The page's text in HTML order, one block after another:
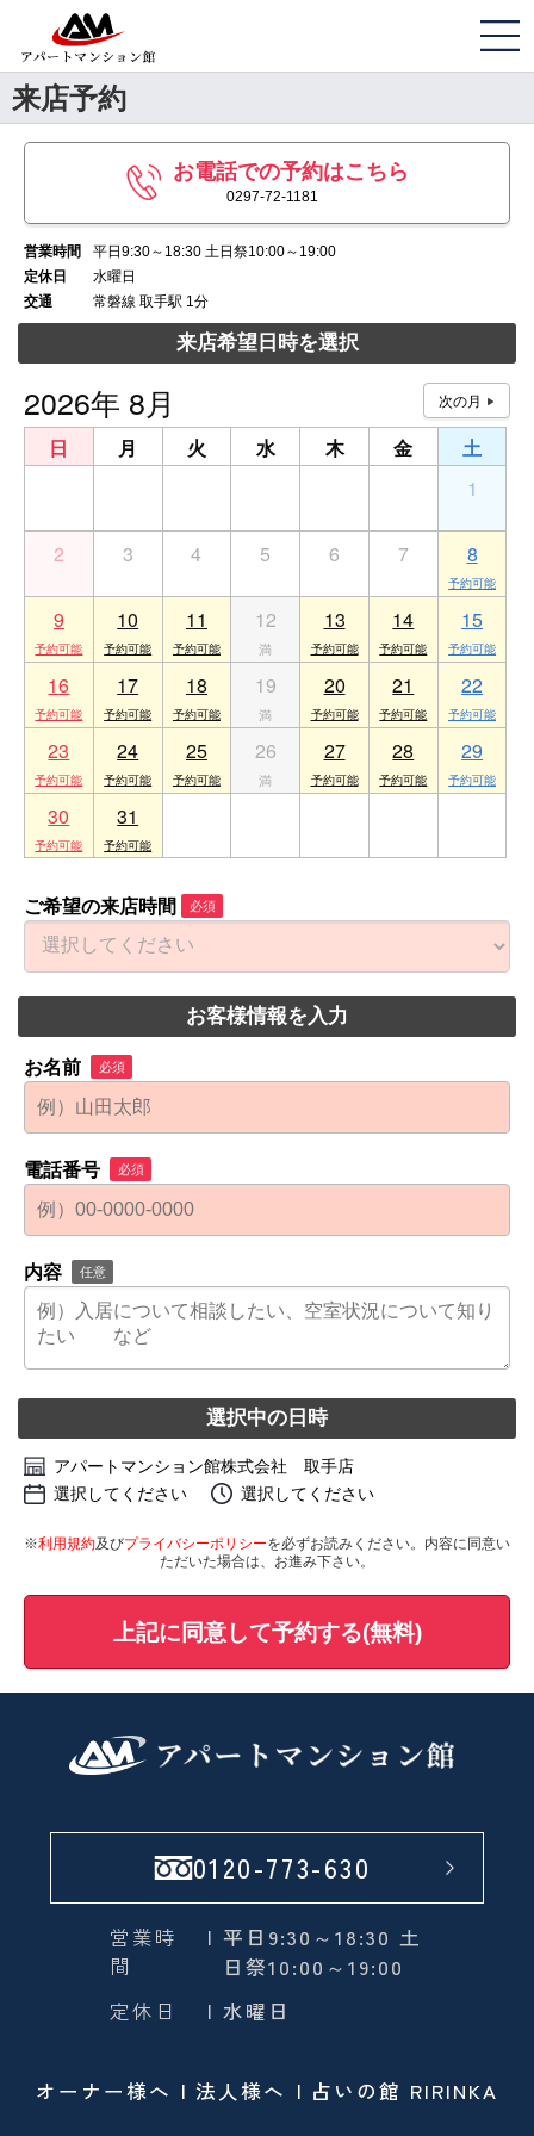
来店予約
お電話での予約はこちら
0297-72-1181
営業時間
平日9:30～18:30 土日祭10:00～19:00
定休日
水曜日
交通
常磐線 取手駅 1分
来店希望日時を選択
2026年 8月
日 月 火 水 木 金
土
1
2 3 4 5 6 7 8
9 10 11 12 13 14 15
16 17 18 19 20 21 22
23 24 25 26 27 28 29
30 31
ご希望の来店時間 必須
お客様情報を入力
お名前 必須
電話番号 必須
内容 任意
選択中の日時
アパートマンション館株式会社 取手店
選択してください
選択してください
※利用規約及びプライバシーポリシーを必ずお読みください。内容に同意い
ただいた場合は、お進み下さい。
上記に同意して予約する(無料)
0120-773-630
営業時
間
| 平日9:30～18:30 土
日祭10:00～19:00
定休日
| 水曜日
オーナー様へ 法人様へ 占いの館 RIRINKA